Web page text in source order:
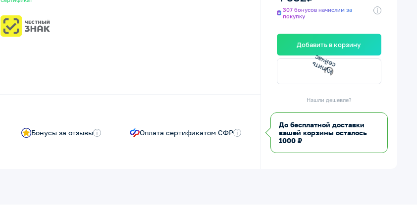
Бонусы за отзывы i Оплата сертификатом СФР i
307 бонусов начислим за
покупку
i
Добавить в корзину
К
у
п
и
т
ь
с
е
й
ч
а
с
Нашли дешевле?
До бесплатной доставки
вашей корзины осталось
1000 ₽